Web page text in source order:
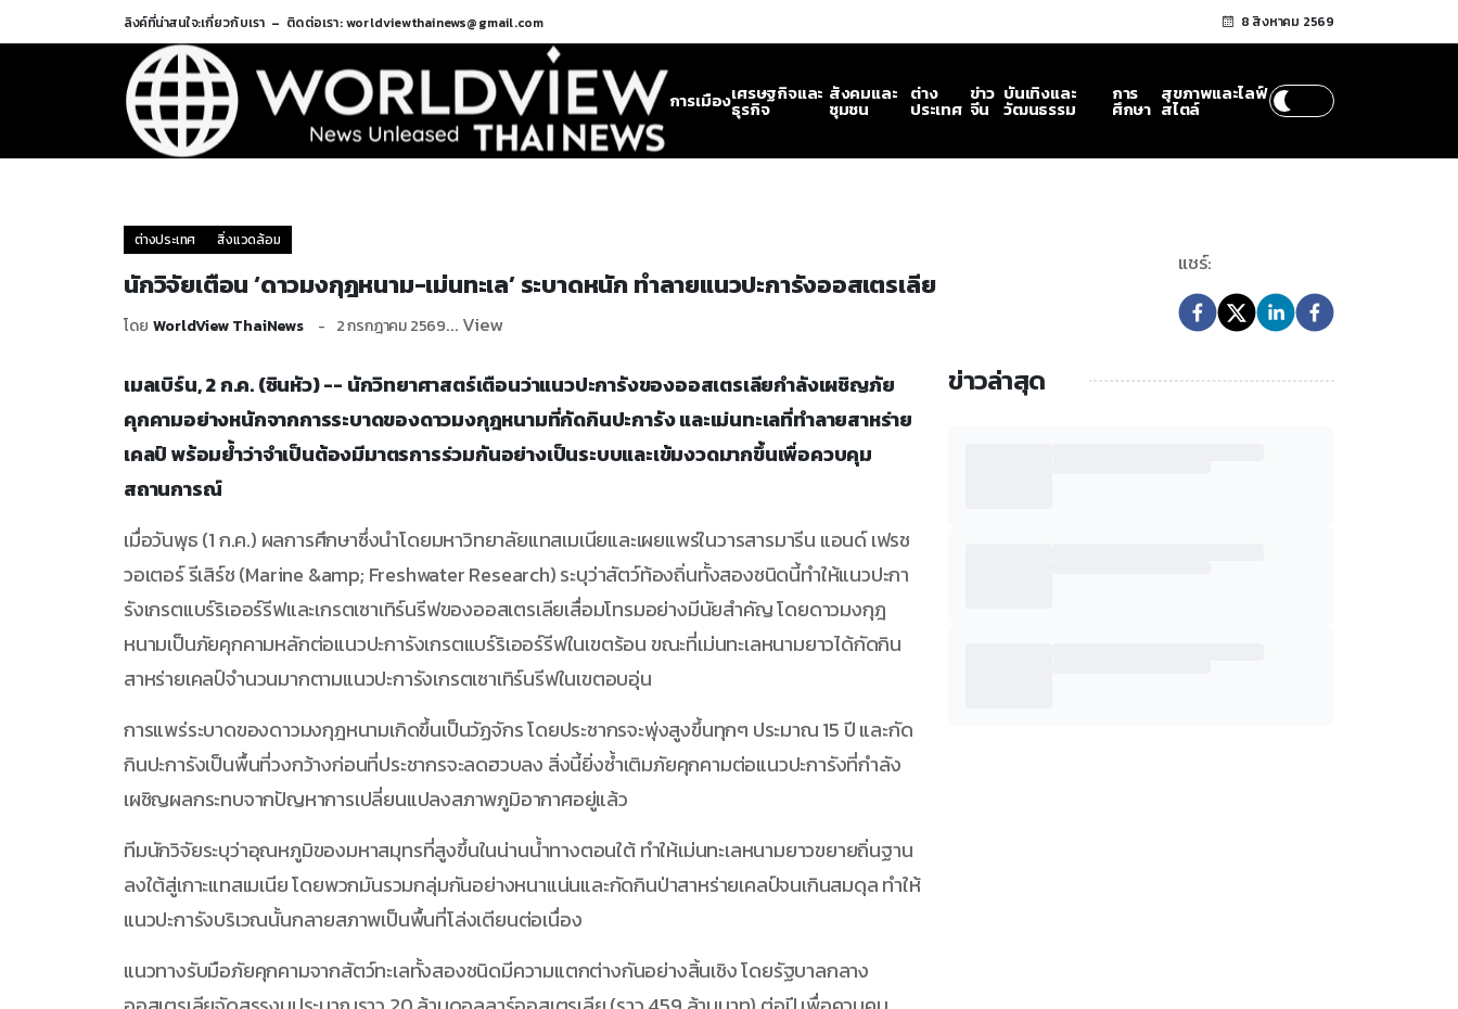
ลิงค์ที่น่าสนใจ:เกี่ยวกับเรา ติดต่อเรา: worldviewthainews@gmail.com 8 สิงหาคม 2569
การเมืองเศรษฐกิจและ
ธุรกิจ
สังคมและ
ชุมชน
ต่าง
ประเทศ
ข่าว
จีน
บันเทิงและ
วัฒนธรรม
การ
ศึกษา
สุขภาพและไลฟ์
สไตล์
ต่างประเทศ สิ่งแวดล้อม
นักวิจัยเตือน ‘ดาวมงกุฎหนาม-เม่นทะเล’ ระบาดหนัก ทำลายแนวปะการังออสเตรเลีย
โดย WorldView ThaiNews 2 กรกฎาคม 2569... View
แชร์:
เมลเบิร์น, 2 ก.ค. (ซินหัว) -- นักวิทยาศาสตร์เตือนว่าแนวปะการังของออสเตรเลียกำลังเผชิญภัย
คุกคามอย่างหนักจากการระบาดของดาวมงกุฎหนามที่กัดกินปะการัง และเม่นทะเลที่ทำลายสาหร่าย
เคลป์ พร้อมย้ำว่าจำเป็นต้องมีมาตรการร่วมกันอย่างเป็นระบบและเข้มงวดมากขึ้นเพื่อควบคุม
สถานการณ์
เมื่อวันพุธ (1 ก.ค.) ผลการศึกษาซึ่งนำโดยมหาวิทยาลัยแทสเมเนียและเผยแพร่ในวารสารมารีน แอนด์ เฟรช
วอเตอร์ รีเสิร์ช (Marine &amp; Freshwater Research) ระบุว่าสัตว์ท้องถิ่นทั้งสองชนิดนี้ทำให้แนวปะกา
รังเกรตแบร์ริเออร์รีฟและเกรตเซาเทิร์นรีฟของออสเตรเลียเสื่อมโทรมอย่างมีนัยสำคัญ โดยดาวมงกุฎ
หนามเป็นภัยคุกคามหลักต่อแนวปะการังเกรตแบร์ริเออร์รีฟในเขตร้อน ขณะที่เม่นทะเลหนามยาวได้กัดกิน
สาหร่ายเคลป์จำนวนมากตามแนวปะการังเกรตเซาเทิร์นรีฟในเขตอบอุ่น
การแพร่ระบาดของดาวมงกุฎหนามเกิดขึ้นเป็นวัฏจักร โดยประชากรจะพุ่งสูงขึ้นทุกๆ ประมาณ 15 ปี และกัด
กินปะการังเป็นพื้นที่วงกว้างก่อนที่ประชากรจะลดฮวบลง สิ่งนี้ยิ่งซ้ำเติมภัยคุกคามต่อแนวปะการังที่กำลัง
เผชิญผลกระทบจากปัญหาการเปลี่ยนแปลงสภาพภูมิอากาศอยู่แล้ว
ทีมนักวิจัยระบุว่าอุณหภูมิของมหาสมุทรที่สูงขึ้นในน่านน้ำทางตอนใต้ ทำให้เม่นทะเลหนามยาวขยายถิ่นฐาน
ลงใต้สู่เกาะแทสเมเนีย โดยพวกมันรวมกลุ่มกันอย่างหนาแน่นและกัดกินป่าสาหร่ายเคลป์จนเกินสมดุล ทำให้
แนวปะการังบริเวณนั้นกลายสภาพเป็นพื้นที่โล่งเตียนต่อเนื่อง
แนวทางรับมือภัยคุกคามจากสัตว์ทะเลทั้งสองชนิดมีความแตกต่างกันอย่างสิ้นเชิง โดยรัฐบาลกลาง
ข่าวล่าสุด